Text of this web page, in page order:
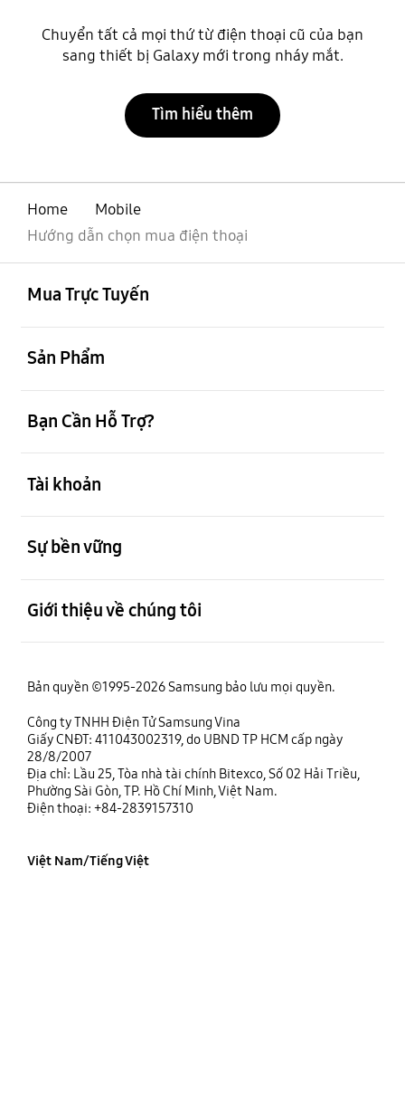
Chuyển tất cả mọi thứ từ điện thoại cũ của bạn
sang thiết bị Galaxy mới trong nháy mắt.
Tìm hiểu thêm
Home
Mobile
Hướng dẫn chọn mua điện thoại
Mua Trực Tuyến
Sản Phẩm
Bạn Cần Hỗ Trợ?
Tài khoản
Sự bền vững
Giới thiệu về chúng tôi
Bản quyền ©1995-2026 Samsung bảo lưu mọi quyền.
Công ty TNHH Điện Tử Samsung Vina
Giấy CNĐT: 411043002319, do UBND TP HCM cấp ngày
28/8/2007
Địa chỉ: Lầu 25, Tòa nhà tài chính Bitexco, Số 02 Hải Triều,
Phường Sài Gòn, TP. Hồ Chí Minh, Việt Nam.
Điện thoại: +84-2839157310
Việt Nam/Tiếng Việt